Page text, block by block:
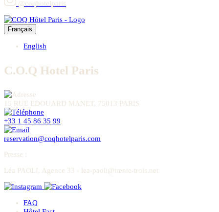
@coqhotelparis
Français
English
C.O.Q Hotel Paris
15 RUE EDOUARD MANET, 75013 PARIS
+33 1 45 86 35 99
reservation@coqhotelparis.com
Presse :
Léa PAOLI, Agence 33 - lea-paoli@trente-trois.net
FAQ